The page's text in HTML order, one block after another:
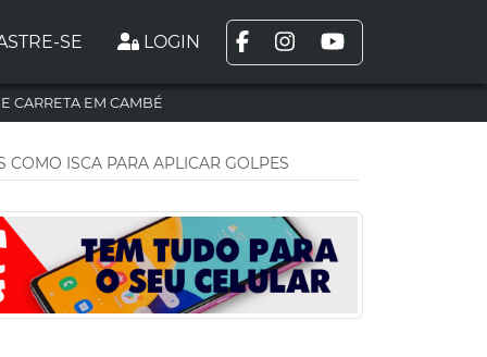
SE LOGIN
CARRETA EM CAMBÉ
ISCA PARA APLICAR GOLPES